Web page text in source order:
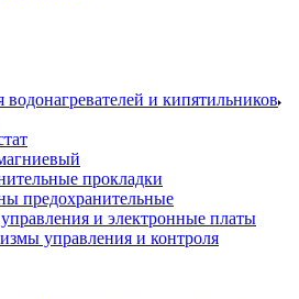
водонагревателей и кипятильников
прокладки
предохранительные
и электронные платы
управления и контроля